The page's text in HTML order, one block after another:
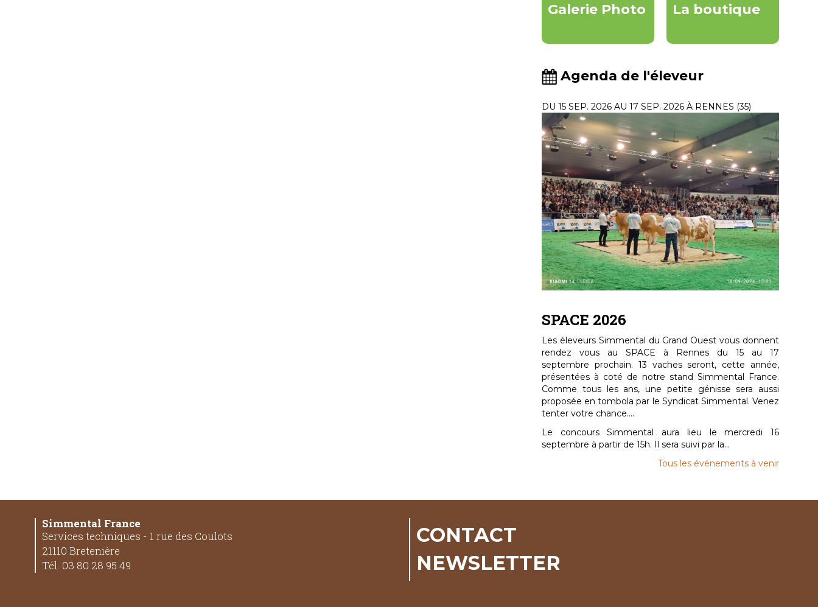
Galerie Photo La boutique
Agenda de l'éleveur
DU 15 SEP. 2026 AU 17 SEP. 2026 À RENNES (35)
SPACE 2026
Les éleveurs Simmental du Grand Ouest vous donnent
rendez vous au SPACE à Rennes du 15 au 17
septembre prochain. 13 vaches seront, cette année,
présentées à coté de notre stand Simmental France.
Comme tous les ans, une petite génisse sera aussi
proposée en tombola par le Syndicat Simmental. Venez
tenter votre chance....
Le concours Simmental aura lieu le mercredi 16
septembre à partir de 15h. Il sera suivi par la...
Tous les événements à venir
Simmental France
Services techniques - 1 rue des Coulots
21110 Bretenière
Tél. 03 80 28 95 49
CONTACT
NEWSLETTER